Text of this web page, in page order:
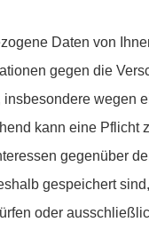
Daten von
gegen die
wegen
kann eine Pflicht
gegenüber
gespeichert
oder